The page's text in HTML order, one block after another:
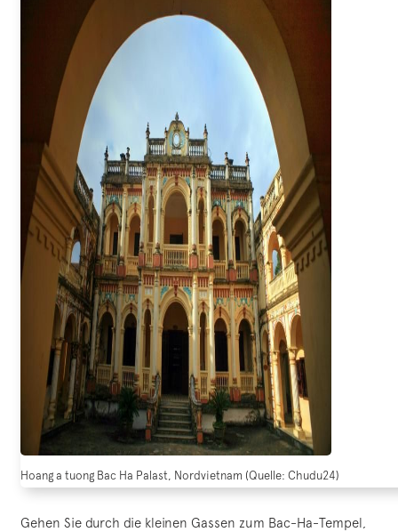
Hoang a tuong Bac Ha Palast, Nordvietnam (Quelle: Chudu24)
Gehen Sie durch die kleinen Gassen zum Bac-Ha-Tempel,